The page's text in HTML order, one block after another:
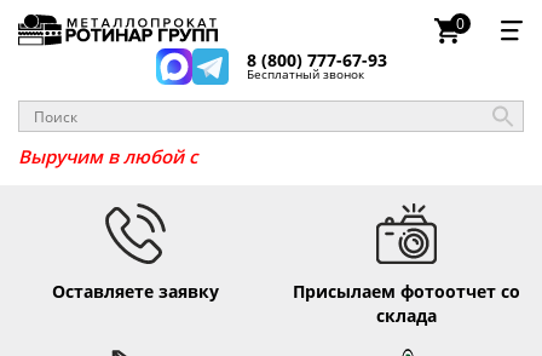
8 (800) 777-67-93
Бесплатный звонок
0
Выручим в любо _
Оставляете заявку
Присылаем фотоотчет со
склада